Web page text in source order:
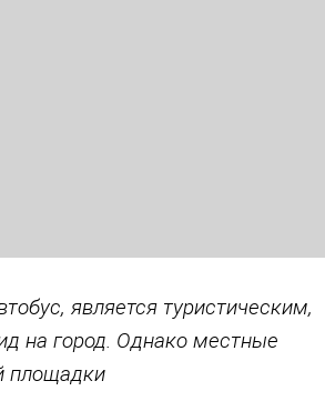
является туристическим,
на город. Однако местные
площадки